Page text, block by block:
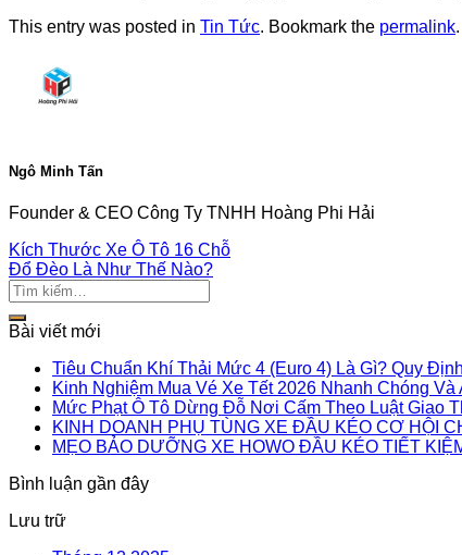
This entry was posted in Tin Tức. Bookmark the permalink.
Ngô Minh Tấn
Founder & CEO Công Ty TNHH Hoàng Phi Hải
Kích Thước Xe Ô Tô 16 Chỗ
Đổ Đèo Là Như Thế Nào?
Bài viết mới
Tiêu Chuẩn Khí Thải Mức 4 (Euro 4) Là Gì? Quy
Kinh Nghiệm Mua Vé Xe Tết 2026 Nhanh Chóng Và
Mức Phạt Ô Tô Dừng Đỗ Nơi Cấm Theo Luật Giao
KINH DOANH PHỤ TÙNG XE ĐẦU KÉO CƠ HỘI
MẸO BẢO DƯỠNG XE HOWO ĐẦU KÉO TIẾT
Bình luận gần đây
Lưu trữ